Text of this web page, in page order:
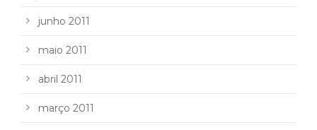
junho 2011
maio 2011
abril 2011
março 2011